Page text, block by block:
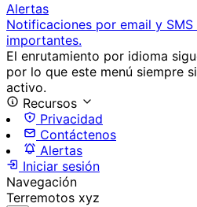
Alertas
Notificaciones por email y
importantes.
El enrutamiento por idioma
por lo que este menú siempre
activo.
Recursos
Privacidad
Contáctenos
Alertas
Iniciar sesión
Navegación
Terremotos xyz